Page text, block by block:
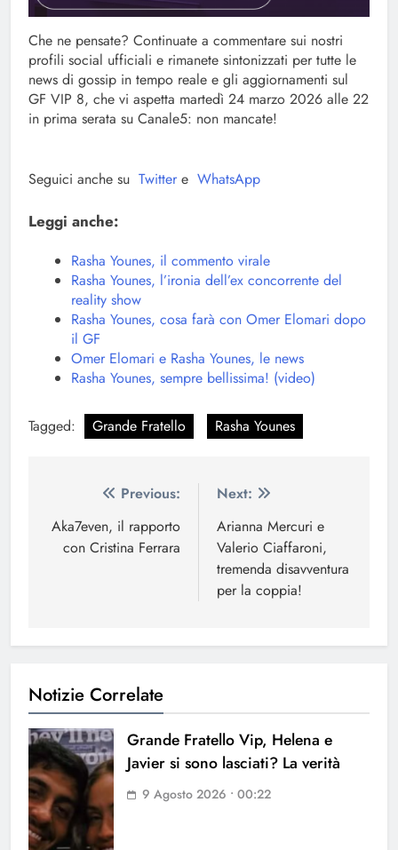
Che ne pensate? Continuate a commentare sui nostri
profili social ufficiali e rimanete sintonizzati per tutte le
news di gossip in tempo reale e gli aggiornamenti sul
GF VIP 8, che vi aspetta martedì 24 marzo 2026 alle 22
in prima serata su Canale5: non mancate!
Seguici anche su Twitter e WhatsApp
Leggi anche:
Rasha Younes, il commento virale
Rasha Younes, l’ironia dell’ex concorrente del
reality show
Rasha Younes, cosa farà con Omer Elomari dopo
il GF
Omer Elomari e Rasha Younes, le news
Rasha Younes, sempre bellissima! (video)
Tagged: Grande Fratello Rasha Younes
Navigazione
articoli
Previous:
Aka7even, il rapporto
con Cristina Ferrara
Next:
Arianna Mercuri e
Valerio Ciaffaroni,
tremenda disavventura
per la coppia!
Notizie Correlate
Grande Fratello Vip, Helena e
Javier si sono lasciati? La verità
9 Agosto 2026 • 00:22